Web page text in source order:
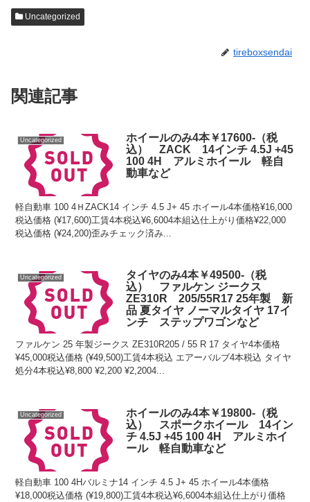
Uncategorized
tireboxsendai
関連記事
Uncategorized
ホイールのみ4本￥17600-（税
込） ZACK 14インチ 4.5J +45
100 4H アルミホイール 軽自
動車など
軽自動車 100 4ＨZACK14 インチ 4.5 J+ 45 ホイール4本価格¥16,000
税込価格 (¥17,600)工賃4本税込¥6,6004本組込仕上がり価格¥22,000
税込価格 (¥24,200)歪みチェック済み...
Uncategorized
タイヤのみ4本￥49500-（税
込） ファルケン ジークス
ZE310R 205/55R17 25年製 新
品 夏タイヤ ノーマルタイヤ 17イ
ンチ ステップワゴンなど
ファルケン 25 年製ジークス ZE310R205 / 55 R 17 タイヤ4本価格
¥45,000税込価格 (¥49,500)工賃4本税込 エアーバルブ4本税込 タイヤ
処分4本税込¥8,800 ¥2,200 ¥2,2004...
Uncategorized
ホイールのみ4本￥19800-（税
込） スポークホイール 14イン
チ 4.5J +45 100 4H アルミホイ
ール 軽自動車など
軽自動車 100 4Hバルミナ14 インチ 4.5 J+ 45 ホイール4本価格
¥18,000税込価格 (¥19,800)工賃4本税込¥6,6004本組込仕上がり価格